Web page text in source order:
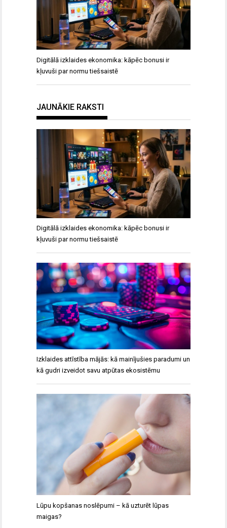
Digitālā izklaides ekonomika: kāpēc bonusi ir
kļuvuši par normu tiešsaistē
JAUNĀKIE RAKSTI
Digitālā izklaides ekonomika: kāpēc bonusi ir
kļuvuši par normu tiešsaistē
Izklaides attīstība mājās: kā mainījušies paradumi un
kā gudri izveidot savu atpūtas ekosistēmu
Lūpu kopšanas noslēpumi – kā uzturēt lūpas
maigas?